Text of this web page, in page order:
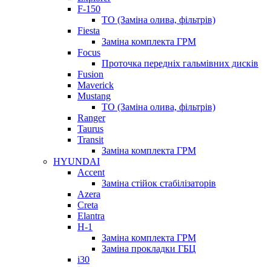
F-150
ТО (Заміна олива, фільтрів)
Fiesta
Заміна комплекта ГРМ
Focus
Проточка передніх гальмівних дисків
Fusion
Maverick
Mustang
ТО (Заміна олива, фільтрів)
Ranger
Taurus
Transit
Заміна комплекта ГРМ
HYUNDAI
Accent
Заміна стійок стабілізаторів
Azera
Creta
Elantra
H-1
Заміна комплекта ГРМ
Заміна прокладки ГБЦ
i30